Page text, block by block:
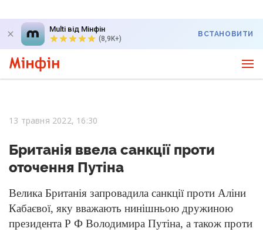
Multi від Мінфін
(8,9K+)
ВСТАНОВИТИ
13 травня 2022, 16:30
Британія ввела санкції проти
оточення Путіна
Велика Британія запровадила санкції проти Аліни
Кабаєвої, яку вважають нинішньою дружиною
президента Р Ф Володимира Путіна, а також проти